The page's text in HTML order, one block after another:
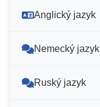
Anglický jazyk
Nemecký jazyk
Ruský jazyk